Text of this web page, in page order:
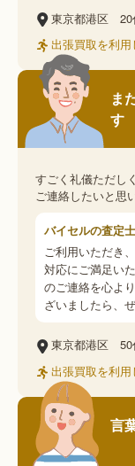
東京都港区
出張買取を利用
ま
す
すごく礼儀ただし
ご連絡したいと思
バイセルの査定
ご利用いただき
対応にご満足い
のご連絡を心よ
ざいましたら、
東京都港区
出張買取を利用
言